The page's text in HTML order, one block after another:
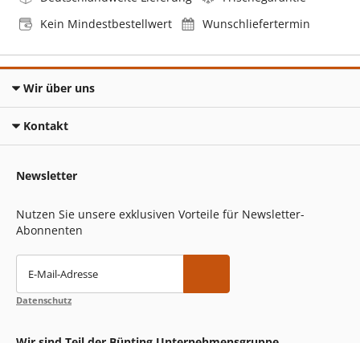
Kein Mindestbestellwert
Wunschliefertermin
Wir über uns
Kontakt
Newsletter
Nutzen Sie unsere exklusiven Vorteile für Newsletter-
Abonnenten
E-Mail-Adresse
Datenschutz